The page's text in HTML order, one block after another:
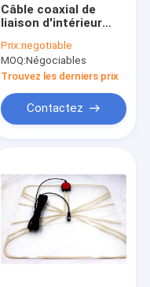
Câble coaxial de
liaison d'intérieur
l'antenne 10ft de
TVHD, antenne du
gain 3dbi Hd Digital
Prix:negotiable
MOQ:Négociables
Trouvez les derniers prix
Contactez